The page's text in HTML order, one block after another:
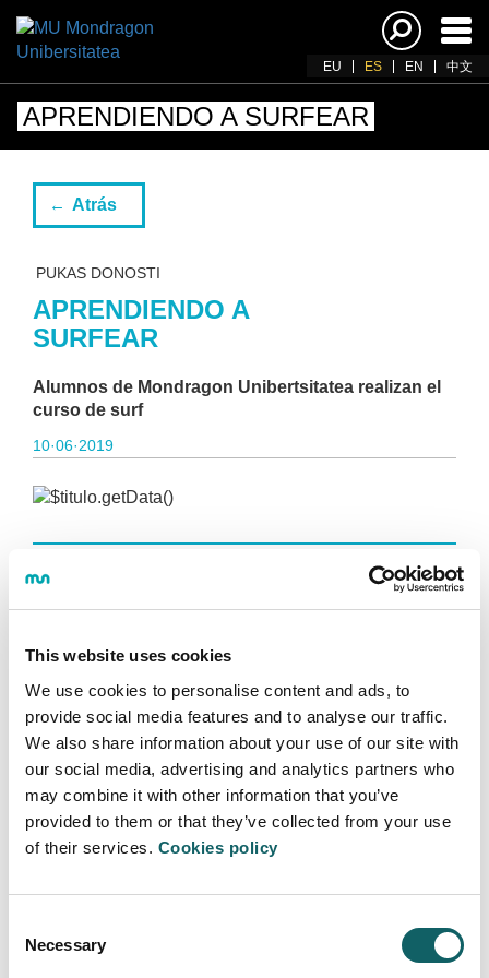
This website uses cookies
We use cookies to personalise content and ads, to
provide social media features and to analyse our traffic.
We also share information about your use of our site with
our social media, advertising and analytics partners who
may combine it with other information that you’ve
provided to them or that they’ve collected from your use
of their services. Cookies policy
Selection
Necessary
EU ES EN 中文
APRENDIENDO A SURFEAR
Atrás
PUKAS DONOSTI
APRENDIENDO A
SURFEAR
Alumnos de Mondragon Unibertsitatea realizan el
curso de surf
10·06·2019
El pasado sábado 8 de junio, varios alumnos de
Mondragon Unibertsitatea y sus amigos, disfrutaron
Donostia.
Las condiciones de las olas y la forma de la Zurriola,
permitió a todos los participantes ponerse de pie en
esta primera experiencia, que todos nos dijeron que
repetirán.
Gracias a todos.
IMÁGENES